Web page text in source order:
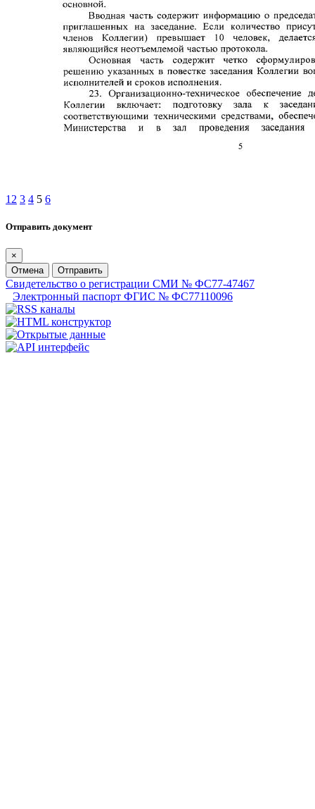
1 2 3 4 5 6
Отправить документ
×
Отмена
Отправить
Свидетельство о регистрации СМИ № ФС77-47467
Электронный паспорт ФГИС № ФС77110096